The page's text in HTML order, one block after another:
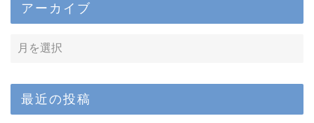
アーカイブ
最近の投稿